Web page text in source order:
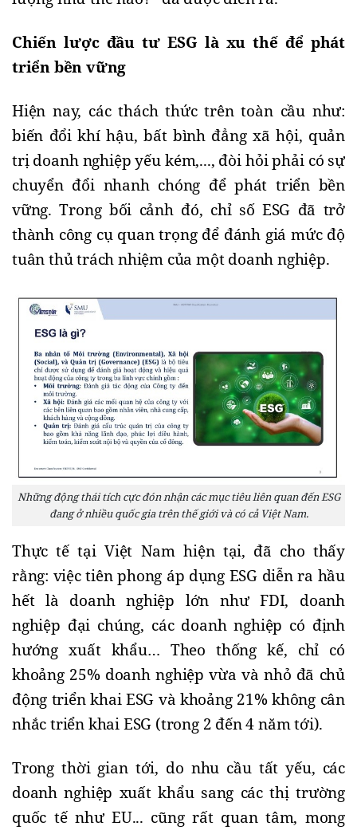
Chiến lược đầu tư ESG là xu thế để phát
triển bền vững
Hiện nay, các thách thức trên toàn cầu như:
biến đổi khí hậu, bất bình đẳng xã hội, quản
trị doanh nghiệp yếu kém,..., đòi hỏi phải có sự
chuyển đổi nhanh chóng để phát triển bền
vững. Trong bối cảnh đó, chỉ số ESG đã trở
thành công cụ quan trọng để đánh giá mức độ
tuân thủ trách nhiệm của một doanh nghiệp.
Những động thái tích cực đón nhận các mục tiêu liên quan đến ESG
đang ở nhiều quốc gia trên thế giới và có cả Việt Nam.
Thực tế tại Việt Nam hiện tại, đã cho thấy
rằng: việc tiên phong áp dụng ESG diễn ra hầu
hết là doanh nghiệp lớn như FDI, doanh
nghiệp đại chúng, các doanh nghiệp có định
hướng xuất khẩu… Theo thống kế, chỉ có
khoảng 25% doanh nghiệp vừa và nhỏ đã chủ
động triển khai ESG và khoảng 21% không cân
nhắc triển khai ESG (trong 2 đến 4 năm tới).
Trong thời gian tới, do nhu cầu tất yếu, các
doanh nghiệp xuất khẩu sang các thị trường
quốc tế như EU... cũng rất quan tâm, mong